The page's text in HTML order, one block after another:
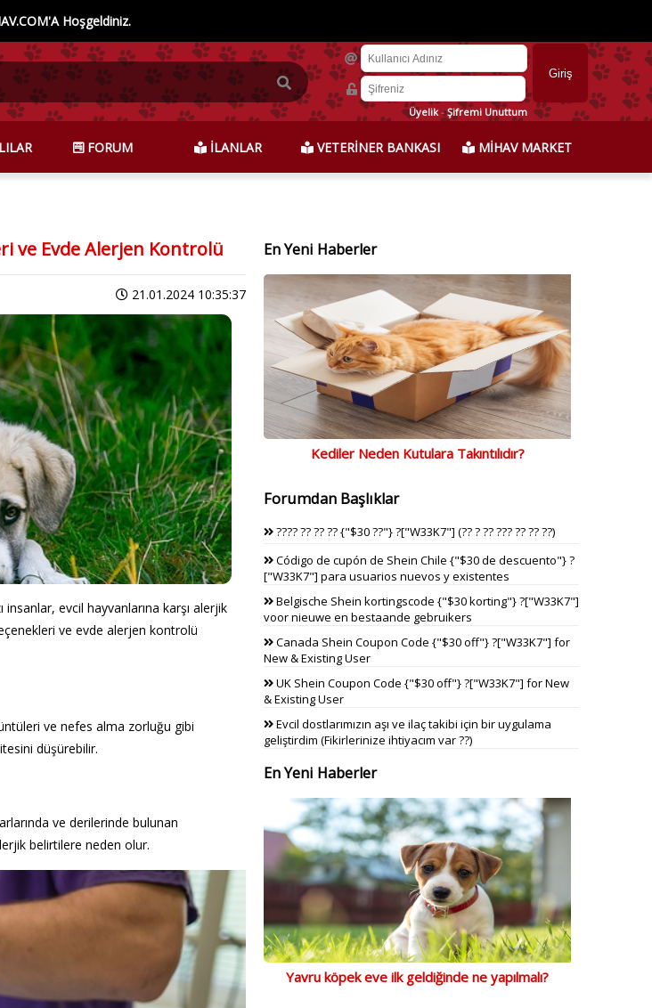
Hoşgeldiniz.
Üyelik-Şifremi Unuttum
FORUM İLANLAR VETERİNER BANKASI MİHAV MARKET
ve Evde Alerjen Kontrolü
21.01.2024 10:35:37
insanlar, evcil hayvanlarına karşı alerjik
ve evde alerjen kontrolü
ve nefes alma zorluğu gibi
düşürebilir.
ve derilerinde bulunan
belirtilere neden olur.
En Yeni Haberler
Kediler Neden Kutulara Takıntılıdır?
Forumdan Başlıklar
???? ?? ?? ?? {"$30 ??"} ?["W33K7"] (?? ? ?? ??? ?? ?? ??)
Código de cupón de Shein Chile {"$30 de descuento"} ?
["W33K7"] para usuarios nuevos y existentes
Belgische Shein kortingscode {"$30 korting"} ?["W33K7"]
voor nieuwe en bestaande gebruikers
Canada Shein Coupon Code {"$30 off"} ?["W33K7"] for
New & Existing User
UK Shein Coupon Code {"$30 off"} ?["W33K7"] for New
& Existing User
Evcil dostlarımızın aşı ve ilaç takibi için bir uygulama
geliştirdim (Fikirlerinize ihtiyacım var ??)
En Yeni Haberler
Yavru köpek eve ilk geldiğinde ne yapılmalı?